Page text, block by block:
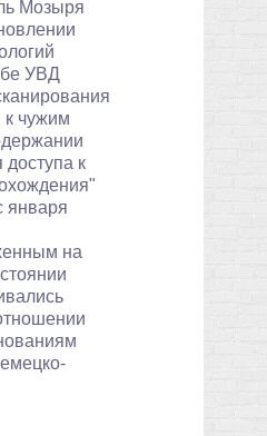
Мозыря
УВД
к чужим
к
января
на